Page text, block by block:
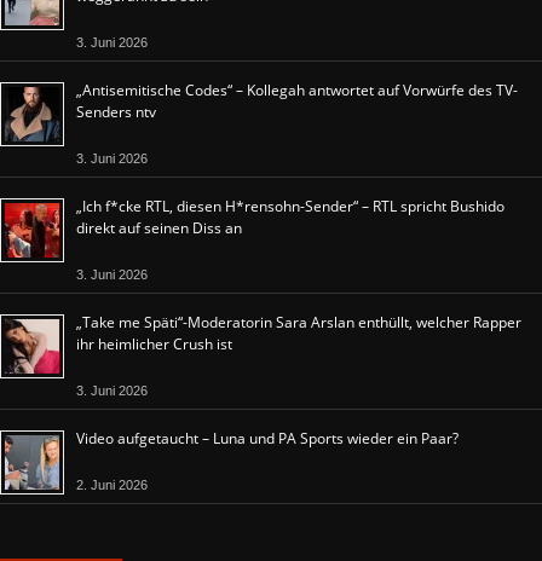
3. Juni 2026
„Antisemitische Codes“ – Kollegah antwortet auf Vorwürfe des TV-
Senders ntv
3. Juni 2026
„Ich f*cke RTL, diesen H*rensohn-Sender“ – RTL spricht Bushido
direkt auf seinen Diss an
3. Juni 2026
„Take me Späti“-Moderatorin Sara Arslan enthüllt, welcher Rapper
ihr heimlicher Crush ist
3. Juni 2026
Video aufgetaucht – Luna und PA Sports wieder ein Paar?
2. Juni 2026